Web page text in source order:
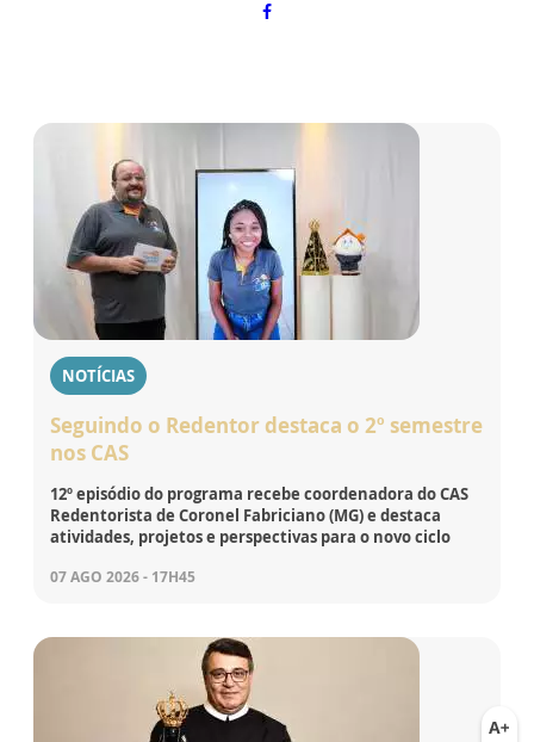
NOTÍCIAS
Seguindo o Redentor destaca o 2º semestre
nos CAS
12º episódio do programa recebe coordenadora do CAS
Redentorista de Coronel Fabriciano (MG) e destaca
atividades, projetos e perspectivas para o novo ciclo
07 AGO 2026 - 17H45